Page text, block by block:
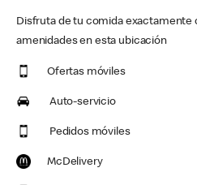
Disfruta de tu comida exactamente
amenidades en esta ubicación
Ofertas móviles
Auto-servicio
Pedidos móviles
McDelivery